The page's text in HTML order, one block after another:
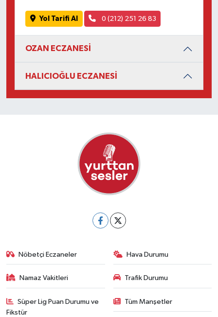
Yol Tarifi Al 0 (212) 251 26 83
OZAN ECZANESİ
HALICIOĞLU ECZANESİ
Nöbetçi Eczaneler Hava Durumu
Namaz Vakitleri Trafik Durumu
Süper Lig Puan Durumu ve
Fikstür
Tüm Manşetler